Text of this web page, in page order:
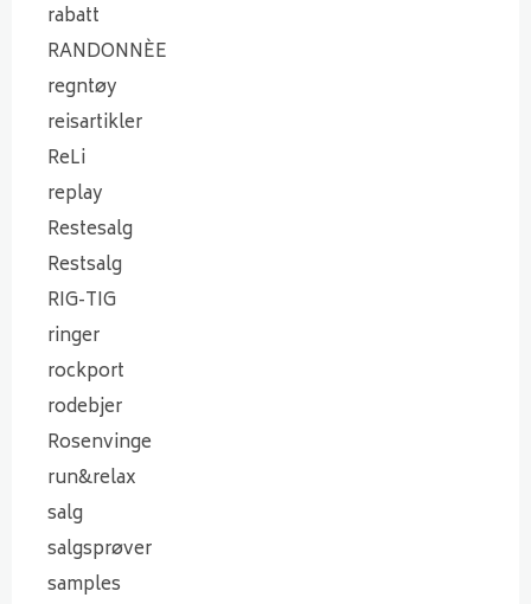
rabatt
RANDONNÈE
regntøy
reisartikler
ReLi
replay
Restesalg
Restsalg
RIG-TIG
ringer
rockport
rodebjer
Rosenvinge
run&relax
salg
salgsprøver
samples